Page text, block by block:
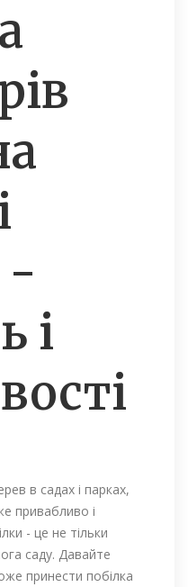
-
і
в садах і парках,
привабливо і
- це не тільки
саду. Давайте
принести побілка